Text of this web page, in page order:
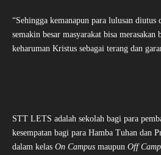
“Sehingga kemanapun para lulusan diutus
semakin besar masyarakat bisa merasakan
keharuman Kristus sebagai terang dan
STT LETS adalah sekolah bagi para
kesempatan bagi para Hamba Tuhan dan
dalam kelas On Campus maupun Off